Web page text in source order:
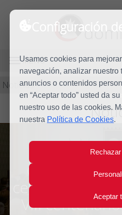
Configuración
Usamos cookies para
navegación, analizar nuestro
anuncios o contenidos
en “Aceptar todo” usted da
nuestro uso de las cookies.
nuestra Política de Cookies.
Aceptar
MENÚ
Noticias
Concluyen
celebraciones
VIII